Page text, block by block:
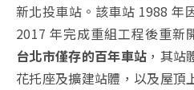
新北投車站。該車站 1988 年
2017 年完成重組工程後重新
台北市僅存的百年車站 ，其站
花托座及擴建站體，以及屋頂